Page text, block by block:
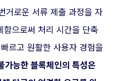
거로운 서류 제출 과정을 자
으로써 처리 시간을 단축
르고 원활한 사용자 경험을
가능한 블록체인의 특성은